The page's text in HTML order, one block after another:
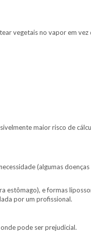
vegetais no vapor em
maior risco de
(algumas
estômago), e formas
por um profissional.
pode ser prejudicial.